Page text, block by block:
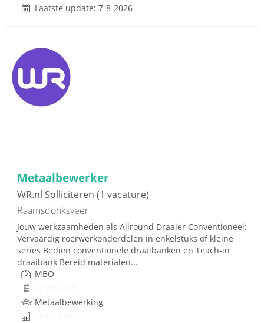
Laatste update: 7-8-2026
Metaalbewerker
WR.nl Solliciteren (1 vacature)
Raamsdonksveer
Jouw werkzaamheden als Allround Draaier Conventioneel:
Vervaardig roerwerkonderdelen in enkelstuks of kleine
series Bedien conventionele draaibanken en Teach-in
draaibank Bereid materialen...
MBO
Metaalbewerking